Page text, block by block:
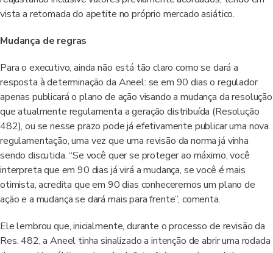
vista a retomada do apetite no próprio mercado asiático.
Mudança de regras
Para o executivo, ainda não está tão claro como se dará a
resposta à determinação da Aneel: se em 90 dias o regulador
apenas publicará o plano de ação visando a mudança da resolução
que atualmente regulamenta a geração distribuída (Resolução
482), ou se nesse prazo pode já efetivamente publicar uma nova
regulamentação, uma vez que uma revisão da norma já vinha
sendo discutida. “Se você quer se proteger ao máximo, você
interpreta que em 90 dias já virá a mudança, se você é mais
otimista, acredita que em 90 dias conheceremos um plano de
ação e a mudança se dará mais para frente”, comenta.
Ele lembrou que, inicialmente, durante o processo de revisão da
Res. 482, a Aneel tinha sinalizado a intenção de abrir uma rodada